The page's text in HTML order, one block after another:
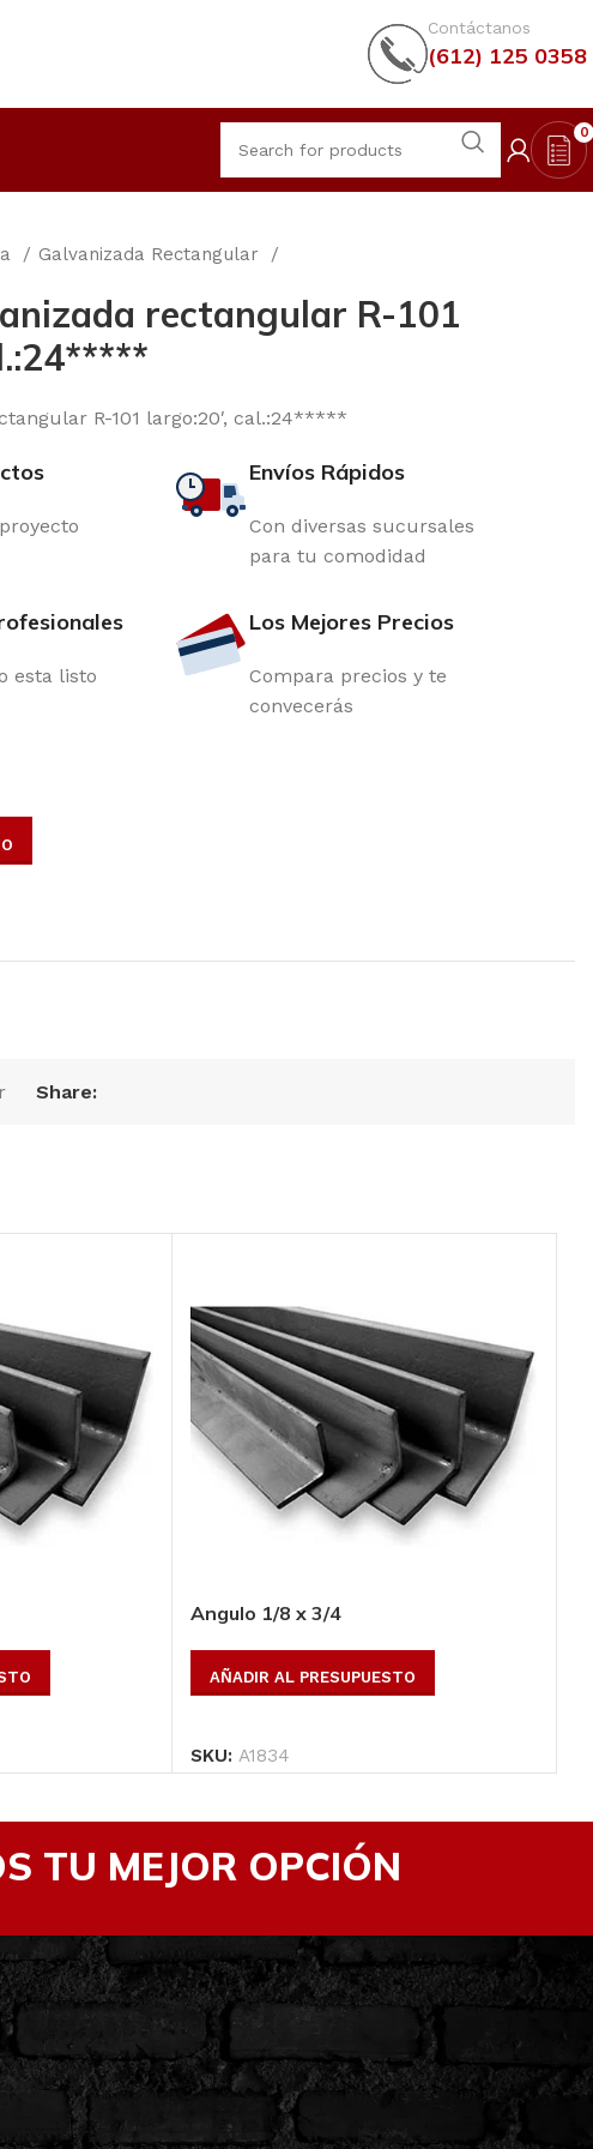
Contáctanos
(612) 125 0358
0
Galvanizada Rectangular
rectangular R-101
R-101 largo:20′, cal.:24*****
Envíos Rápidos
Con diversas sucursales
para tu comodidad
esta listo
Los Mejores Precios
Compara precios y te
convecerás
Share:
Angulo 1/8 x 3/4
AÑADIR AL PRESUPUESTO
SKU: A1834
TU MEJOR OPCIÓN